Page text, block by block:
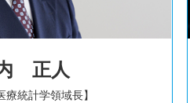
正人
療統計学領域長】